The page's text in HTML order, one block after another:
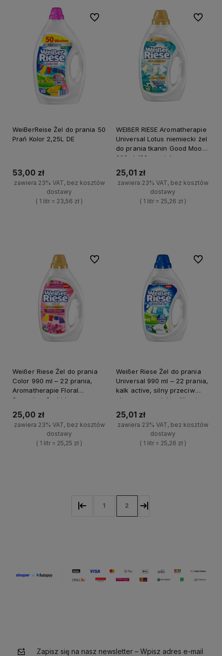
WeiBerReise Żel do prania 50
Prań Kolor 2,25L DE
53,00 zł
zawiera 23% VAT, bez kosztów
dostawy
( 1 litr = 23,56 zł )
Do ulubionych
WEIßER RIESE Aromatherapie
Universal Lotus niemiecki żel
do prania tkanin Good Mood
990ml (22 prania)
25,01 zł
zawiera 23% VAT, bez kosztów
dostawy
( 1 litr = 25,26 zł )
Do
Weißer Riese Żel do prania
Color 990 ml – 22 prania,
Aromatherapie Floral
Sensation Orchidee, z
25,00 zł
zawiera 23% VAT, bez kosztów
dostawy
( 1 litr = 25,25 zł )
Do ulubionych
Weißer Riese Żel do prania
Universal 990 ml – 22 prania,
kalk active, silny przeciw
plamom – produkt z Niemiec
25,01 zł
zawiera 23% VAT, bez kosztów
dostawy
( 1 litr = 25,26 zł )
Do
1 2
Zapisz się na nasz newsletter – Wpisz adres e-mail